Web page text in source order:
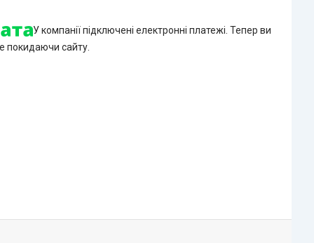
У компанії підключені електронні платежі. Тепер ви
покидаючи сайту.